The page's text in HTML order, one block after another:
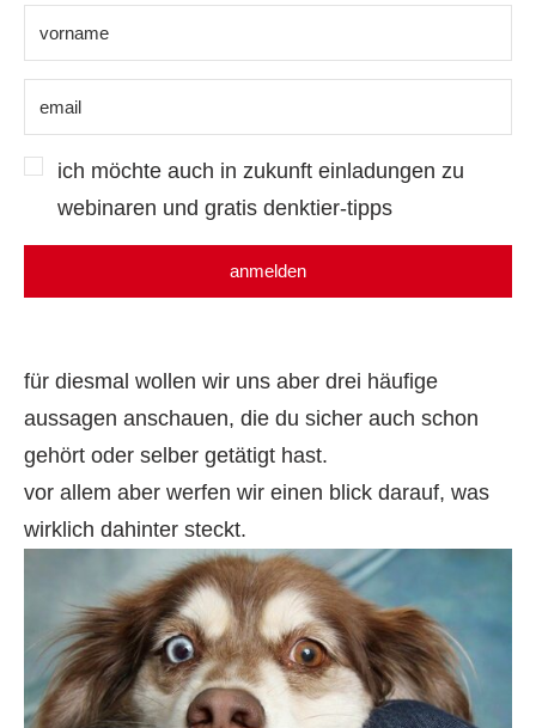
ich möchte auch in zukunft einladungen zu
webinaren und gratis denktier-tipps
anmelden
für diesmal wollen wir uns aber drei häufige
aussagen anschauen, die du sicher auch schon
gehört oder selber getätigt hast.
vor allem aber werfen wir einen blick darauf, was
wirklich dahinter steckt.